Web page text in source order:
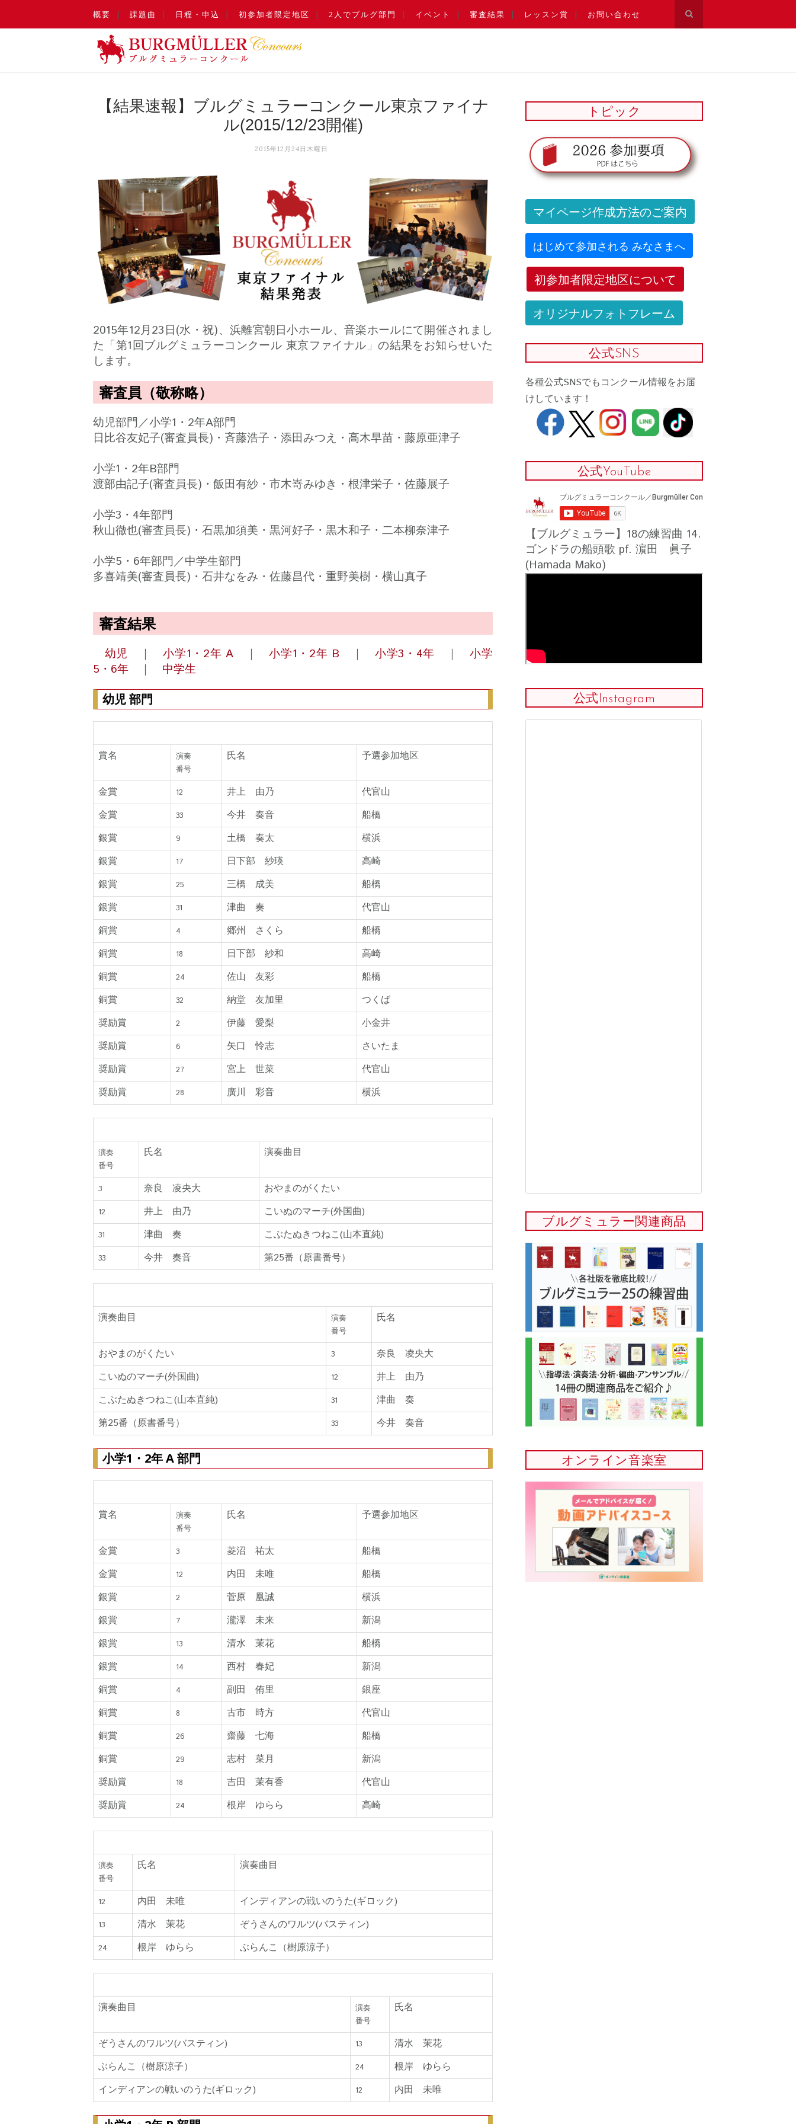
概要 課題曲 日程・申込 初参加者限定地区 2人でブルグ部門 イベント 審査結果 レッスン賞 お問い合わせ
【結果速報】ブルグミュラーコンクール東京ファイナ
ル(2015/12/23開催)
2015年12月24日木曜日
2015年12月23日(水・祝)、浜離宮朝日小ホール、音楽ホールにて開催されまし
た「第1回ブルグミュラーコンクール 東京ファイナル」の結果をお知らせいた
します。
審査員（敬称略）
幼児部門／小学1・2年A部門
日比谷友妃子(審査員長)・斉藤浩子・添田みつえ・高木早苗・藤原亜津子
小学1・2年B部門
渡部由記子(審査員長)・飯田有紗・市木嵜みゆき・根津栄子・佐藤展子
小学3・4年部門
秋山徹也(審査員長)・石黒加須美・黒河好子・黒木和子・二本柳奈津子
小学5・6年部門／中学生部門
多喜靖美(審査員長)・石井なをみ・佐藤昌代・重野美樹・横山真子
審査結果
幼児 ｜小学1・2年 A ｜小学1・2年 B ｜ 小学3・4年 ｜小学
5・6年 ｜ 中学生
幼児 部門
賞名
演奏
番号
氏名 予選参加地区
金賞 12 井上 由乃
代官山
金賞
33 今井 奏音
船橋
銀賞
9 土橋 奏太
横浜
銀賞
17 日下部 紗瑛
高崎
銀賞
25 三橋 成美
船橋
銀賞
31 津曲 奏
代官山
銅賞
4 郷州 さくら
船橋
銅賞
18 日下部 紗和
高崎
銅賞
24 佐山 友彩
船橋
銅賞
32 納堂 友加里
つくば
奨励賞
2 伊藤 愛梨
小金井
奨励賞
6 矢口 怜志
さいたま
奨励賞
27 宮上 世菜
代官山
奨励賞
28 廣川 彩音 横浜
演奏
番号
氏名 演奏曲目
3 奈良 凌央大 おやまのがくたい
12 井上 由乃 こいぬのマーチ(外国曲)
31 津曲 奏 こぶたぬきつねこ(山本直純)
33 今井 奏音 第25番（原書番号）
演奏曲目
演奏
番号
氏名
おやまのがくたい 3
奈良 凌央大
こいぬのマーチ(外国曲)
12
井上 由乃
こぶたぬきつねこ(山本直純)
31
津曲 奏
第25番（原書番号）
33 今井 奏音
小学1・2年 A 部門
賞名
演奏
番号
氏名 予選参加地区
金賞 3 菱沼 祐太
船橋
金賞
12 内田 未唯
船橋
銀賞
2 菅原 凰誠
横浜
銀賞
7 瀧澤 未来
新潟
銀賞
13 清水 茉花
船橋
銀賞
14 西村 春妃
新潟
銅賞
4 副田 侑里
銀座
銅賞
8 古市 時方
代官山
銅賞
26 齋藤 七海
船橋
銅賞
29 志村 菜月
新潟
奨励賞
18 吉田 茉有香
代官山
奨励賞
24 根岸 ゆらら 高崎
演奏
番号
氏名 演奏曲目
12 内田 未唯 インディアンの戦いのうた(ギロック)
13 清水 茉花 ぞうさんのワルツ(バスティン)
24 根岸 ゆらら ぶらんこ（樹原涼子）
演奏曲目
演奏
番号
氏名
ぞうさんのワルツ(バスティン) 13
清水 茉花
ぶらんこ（樹原涼子）
24
根岸 ゆらら
インディアンの戦いのうた(ギロック)
12 内田 未唯
トピック
マイページ作成方法のご案内
はじめて参加される みなさまへ
初参加者限定地区について
オリジナルフォトフレーム
公式SNS
各種公式SNSでもコンクール情報をお届
けしています！
公式YouTube
【ブルグミュラー】18の練習曲 14.
ゴンドラの船頭歌 pf. 濵田 眞子
(Hamada Mako)
公式Instagram
ブルグミュラー関連商品
オンライン音楽室